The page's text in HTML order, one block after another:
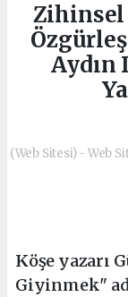
Aydın
(Web Sitesi) - Web
Köşe yazarı
Giyinmek"